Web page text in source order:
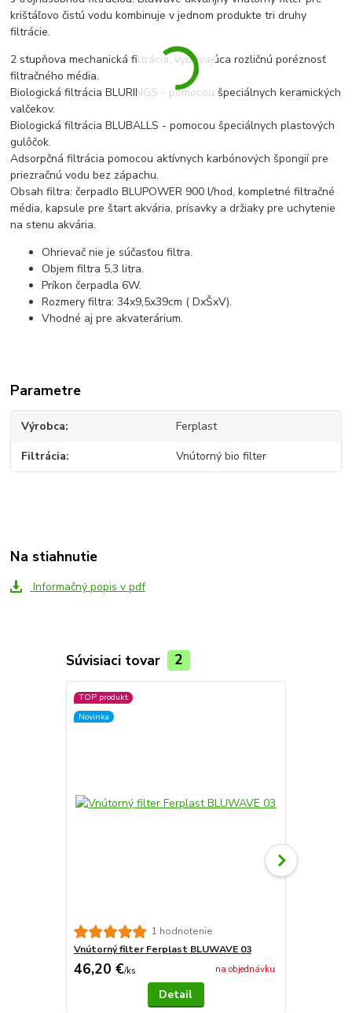
krištáľovo čistú vodu kombinuje v jednom produkte tri druhy
filtrácie.
2 stupňova mechanická filtrácia, využívajúca rozličnú poréznosť
filtračného média.
Biologická filtrácia BLURINGS - pomocou špeciálnych keramických
valčekov.
Biologická filtrácia BLUBALLS - pomocou špeciálnych plastových
gulôčok.
Adsorpčná filtrácia pomocou aktívnych karbónových špongií pre
priezračnú vodu bez zápachu.
Obsah filtra: čerpadlo BLUPOWER 900 l/hod, kompletné filtračné
média, kapsule pre štart akvária, prísavky a držiaky pre uchytenie
na stenu akvária.
Ohrievač nie je súčasťou filtra.
Objem filtra 5,3 litra.
Príkon čerpadla 6W.
Rozmery filtra: 34x9,5x39cm ( DxŠxV).
Vhodné aj pre akvaterárium.
Parametre
Výrobca Ferplast
Filtrácia Vnútorný bio filter
Na stiahnutie
Informačný popis v pdf
Súvisiaci tovar 2
TOP produkt
Novinka
1 hodnotenie
Vnútorný filter Ferplast BLUWAVE 03
46,20 €/ks na objednávku
Detail